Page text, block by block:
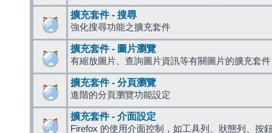
擴充套件 - 搜尋
強化搜尋功能之擴充套件
擴充套件 - 圖片瀏覽
有縮放圖片、查詢圖片資訊等有關圖片的擴充套件
擴充套件 - 分頁瀏覽
進階的分頁瀏覽功能設定
擴充套件 - 介面設定
Firefox 的使用介面控制，如工具列、狀態列、按